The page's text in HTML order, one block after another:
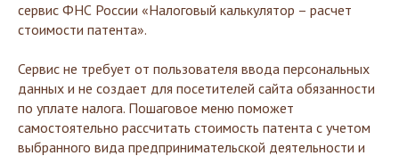
сервис ФНС России «Налоговый калькулятор – расчет
стоимости патента».
Сервис не требует от пользователя ввода персональных
данных и не создает для посетителей сайта обязанности
по уплате налога. Пошаговое меню поможет
самостоятельно рассчитать стоимость патента с учетом
выбранного вида предпринимательской деятельности и